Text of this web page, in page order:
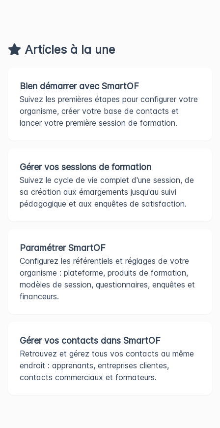
Articles à la une
Bien démarrer avec SmartOF
Suivez les premières étapes pour configurer votre
organisme, créer votre base de contacts et
lancer votre première session de formation.
Gérer vos sessions de formation
Suivez le cycle de vie complet d'une session, de
sa création aux émargements jusqu'au suivi
pédagogique et aux enquêtes de satisfaction.
Paramétrer SmartOF
Configurez les référentiels et réglages de votre
organisme : plateforme, produits de formation,
modèles de session, questionnaires, enquêtes et
financeurs.
Gérer vos contacts dans SmartOF
Retrouvez et gérez tous vos contacts au même
endroit : apprenants, entreprises clientes,
contacts commerciaux et formateurs.